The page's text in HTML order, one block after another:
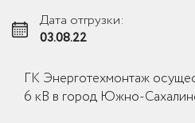
Дата отгрузки:
03.08.22
ГК Энерготехмонтаж
6 кВ в город Южно-